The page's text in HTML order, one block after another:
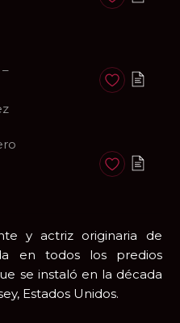
Anadir a
Anadir a
y actriz originaria de
en todos los predios
se instaló en la década
Estados Unidos.